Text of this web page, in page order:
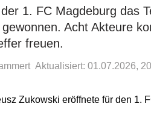
1. FC Magdeburg das
Acht Akteure
freuen.
Aktualisiert: 01.07.2026,